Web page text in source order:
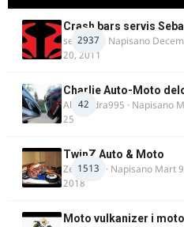
2937
Crash bars servis Seba
seba011 · Napisano
20, 2011
42
Charlie Auto-Moto
Alexandra995 · Napisano
25
1513
TwinZ Auto & Moto
Zeljkamp · Napisano Mart
2018
Moto vulkanizer i moto